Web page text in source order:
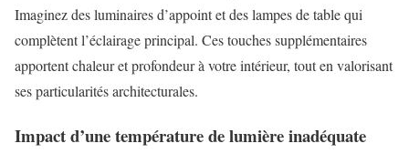
Imaginez des luminaires d’appoint et des lampes de table qui
complètent l’éclairage principal. Ces touches supplémentaires
apportent chaleur et profondeur à votre intérieur, tout en valorisant
ses particularités architecturales.
Impact d’une température de lumière inadéquate